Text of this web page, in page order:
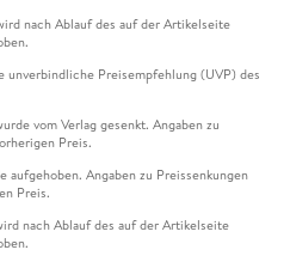
nach Ablauf des auf der Artikelseite
Preisempfehlung (UVP) des
vom Verlag gesenkt. Angaben zu
Preis.
Angaben zu Preissenkungen
Preis.
nach Ablauf des auf der Artikelseite